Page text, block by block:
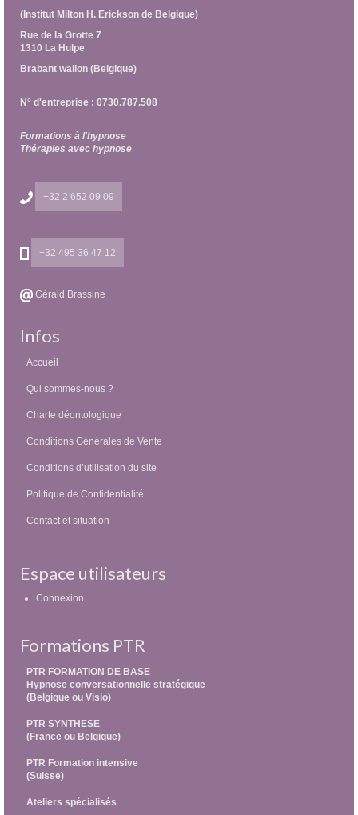
(Institut Milton H. Erickson de Belgique)
Rue de la Grotte 7
1310 La Hulpe
Brabant wallon (Belgique)
N° d'entreprise : 0730.787.508
Formations à l'hypnose
Thérapies avec hypnose
+32 2 652 09 09
+32 495 36 47 12
Gérald Brassine
Infos
Accueil
Qui sommes-nous ?
Charte déontologique
Conditions Générales de Vente
Conditions d’utilisation du site
Politique de Confidentialité
Contact et situation
Espace utilisateurs
Connexion
Formations PTR
PTR FORMATION DE BASE
Hypnose conversationnelle stratégique
(Belgique ou Visio)
PTR SYNTHESE
(France ou Belgique)
PTR Formation intensive
(Suisse)
Ateliers spécialisés